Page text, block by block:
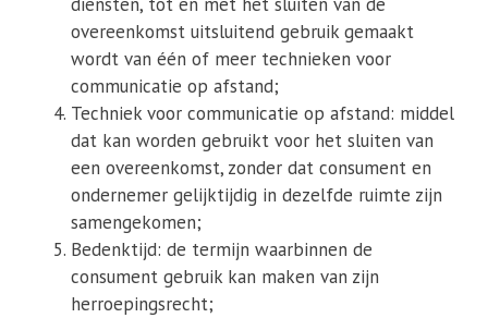
overeenkomst uitsluitend gebruik gemaakt
wordt van één of meer technieken voor
communicatie op afstand;
Techniek voor communicatie op afstand: middel
dat kan worden gebruikt voor het sluiten van
een overeenkomst, zonder dat consument en
ondernemer gelijktijdig in dezelfde ruimte zijn
samengekomen;
Bedenktijd: de termijn waarbinnen de
consument gebruik kan maken van zijn
herroepingsrecht;